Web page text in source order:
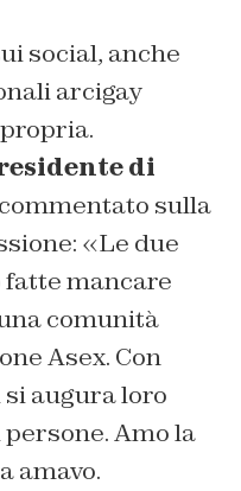
social, anche
arcigay
di
sulla
«Le due
mancare
comunità
Asex. Con
augura loro
Amo la
amavo.